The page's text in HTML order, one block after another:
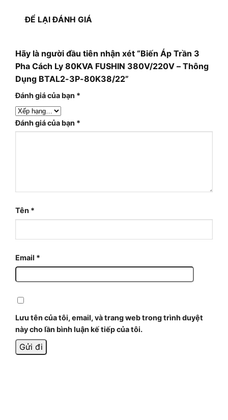
ĐỂ LẠI ĐÁNH GIÁ
Hãy là người đầu tiên nhận xét “Biến Áp Trần 3
Pha Cách Ly 80KVA FUSHIN 380V/220V – Thông
Dụng BTAL2-3P-80K38/22”
Đánh giá của bạn *
Đánh giá của bạn *
Tên *
Email *
Lưu tên của tôi, email, và trang web trong trình duyệt
này cho lần bình luận kế tiếp của tôi.